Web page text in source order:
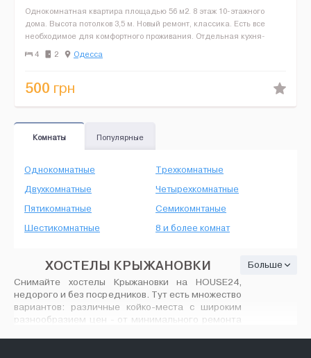
Однокомнатная квартира площадью 56 м2. 8 этаж 10-этажного
дома. Высота потолков 3,5 м. Новый ремонт, классика. Есть все
необходимое для комфортного проживания. Отдельная кухня-
столовая, 2 спальни, санузел. Тихий двор, места для ав...
4 2 Одесса
500 грн
Комнаты Популярные
Однокомнатные
Двухкомнатные
Трехкомнатные
Четырехкомнатные
Пятикомнатные
Шестикомнатные
Семикомнтаные
8 и более комнат
ХОСТЕЛЫ КРЫЖАНОВКИ
Снимайте хостелы Крыжановки на HOUSE24,
недорого и без посредников. Тут есть множество
вариантов: различные койко-места с широким
разнообразием цен - от минимального ремонта
Больше